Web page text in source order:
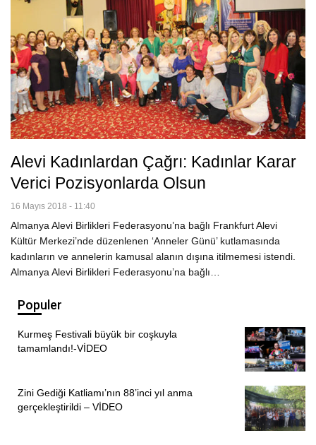
Alevi Kadınlardan Çağrı: Kadınlar Karar
Verici Pozisyonlarda Olsun
16 Mayıs 2018 - 11:40
Almanya Alevi Birlikleri Federasyonu’na bağlı Frankfurt Alevi
Kültür Merkezi’nde düzenlenen ‘Anneler Günü’ kutlamasında
kadınların ve annelerin kamusal alanın dışına itilmemesi istendi.
Almanya Alevi Birlikleri Federasyonu’na bağlı…
Populer
Kurmeş Festivali büyük bir coşkuyla
tamamlandı!-VİDEO
Zini Gediği Katliamı’nın 88’inci yıl anma
gerçekleştirildi – VİDEO